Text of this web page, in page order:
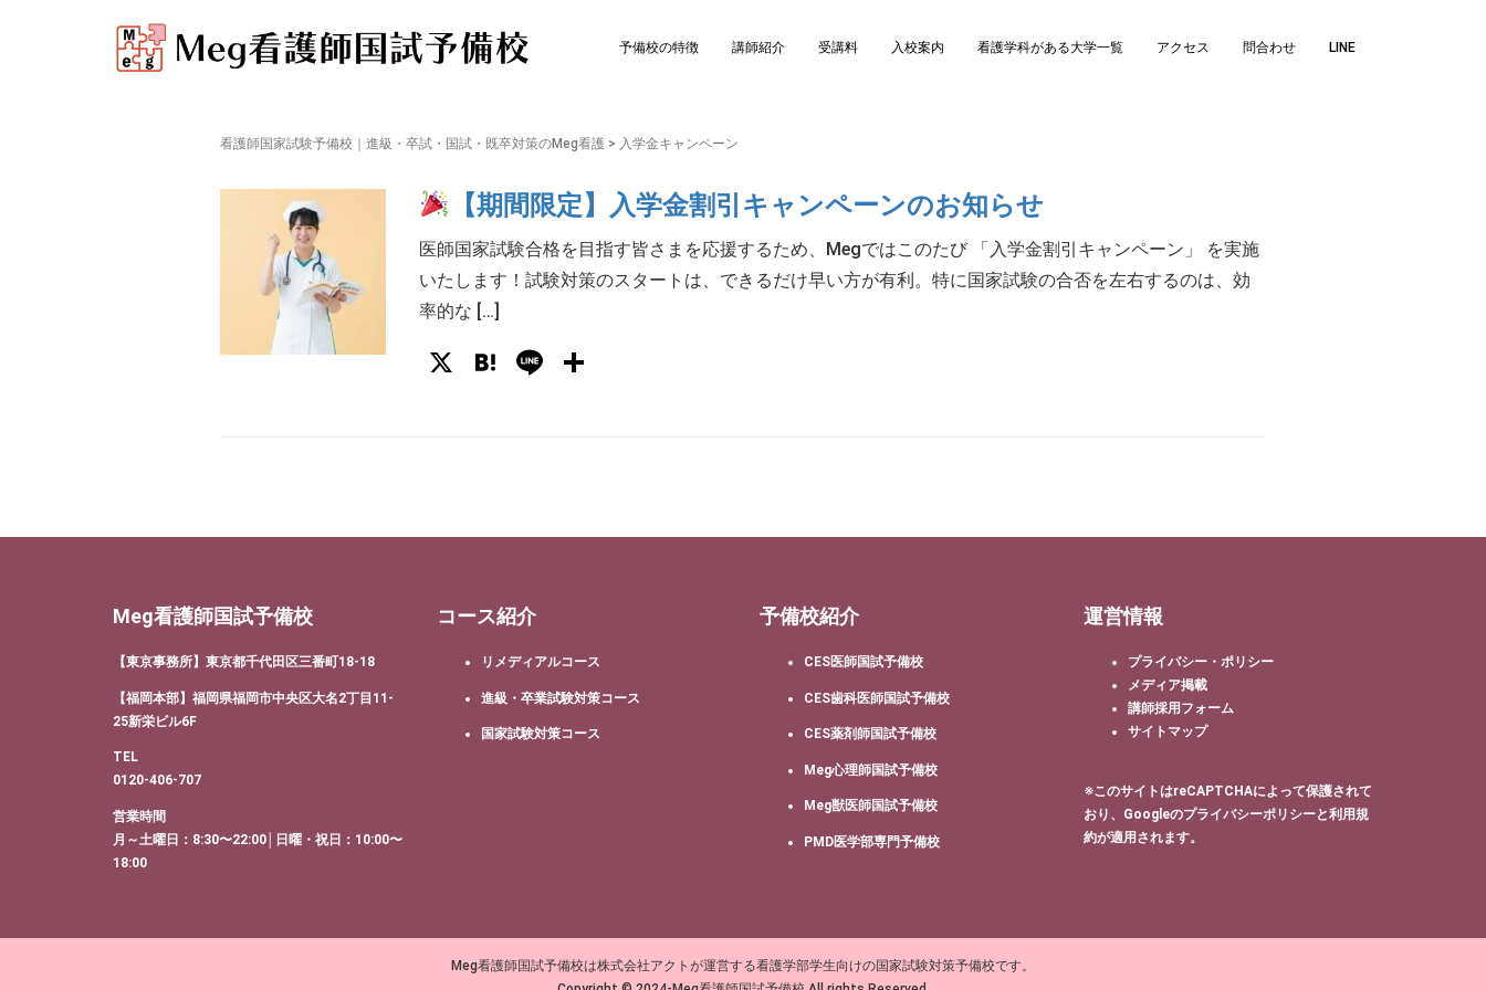
予備校の特徴 講師紹介 受講料 入校案内 看護学科がある大学一覧 アクセス 問合わせ LINE
看護師国家試験予備校｜進級・卒試・国試・既卒対策のMeg看護 > 入学金キャンペーン
【期間限定】入学金割引キャンペーンのお知らせ
医師国家試験合格を目指す皆さまを応援するため、Megではこのたび 「入学金割引キャンペーン」 を実施
いたします！試験対策のスタートは、できるだけ早い方が有利。特に国家試験の合否を左右するのは、効
率的な […]
X Hatena
Line
Meg看護師国試予備校
【東京事務所】東京都千代田区三番町18-18
【福岡本部】福岡県福岡市中央区大名2丁目11-
25新栄ビル6F
TEL
0120-406-707
営業時間
月～土曜日：8:30〜22:00│日曜・祝日：10:00〜
18:00
コース紹介
リメディアルコース
進級・卒業試験対策コース
国家試験対策コース
予備校紹介
CES医師国試予備校
CES歯科医師国試予備校
CES薬剤師国試予備校
Meg心理師国試予備校
Meg獣医師国試予備校
PMD医学部専門予備校
運営情報
プライバシー・ポリシー
メディア掲載
講師採用フォーム
サイトマップ
※このサイトはreCAPTCHAによって保護されて
おり、Googleのプライバシーポリシーと利用規
約が適用されます。
Meg看護師国試予備校は株式会社アクトが運営する看護学部学生向けの国家試験対策予備校です。